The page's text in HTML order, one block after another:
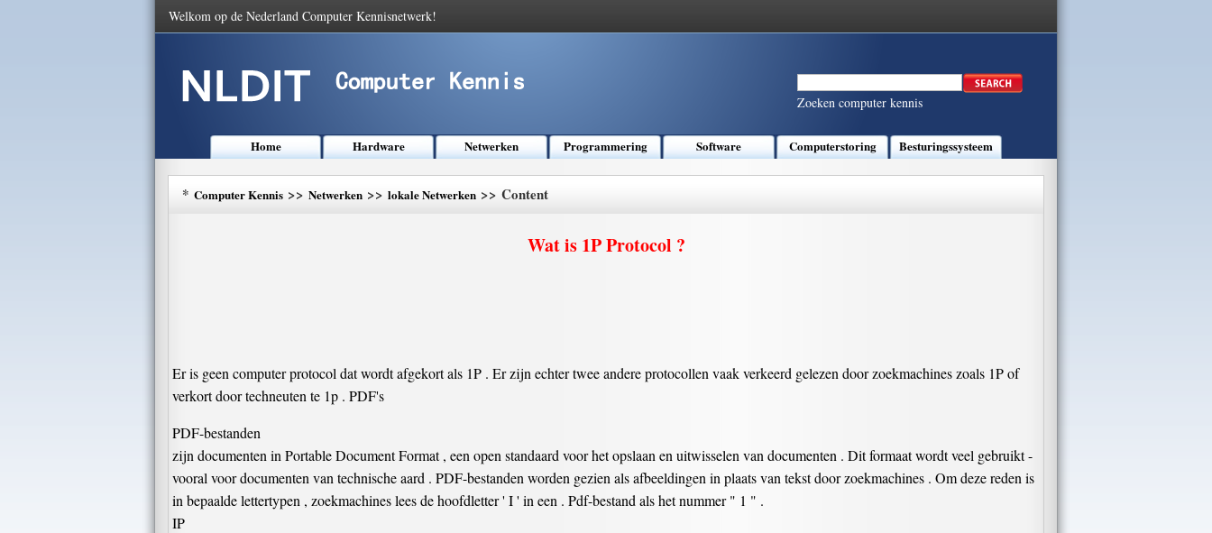
Welkom op de Nederland Computer Kennisnetwerk!
Zoeken computer kennis
Home Hardware Netwerken Programmering Software Computerstoring Besturingssysteem
* Computer Kennis >> Netwerken >> lokale Netwerken >> Content
Wat is 1P Protocol ?
Er is geen computer protocol dat wordt afgekort als 1P . Er zijn echter twee andere protocollen vaak verkeerd gelezen door zoekmachines zoals 1P of
verkort door techneuten te 1p . PDF's
PDF-bestanden
zijn documenten in Portable Document Format , een open standaard voor het opslaan en uitwisselen van documenten . Dit formaat wordt veel gebruikt -
vooral voor documenten van technische aard . PDF-bestanden worden gezien als afbeeldingen in plaats van tekst door zoekmachines . Om deze reden is
in bepaalde lettertypen , zoekmachines lees de hoofdletter ' I ' in een . Pdf-bestand als het nummer " 1 " .
IP